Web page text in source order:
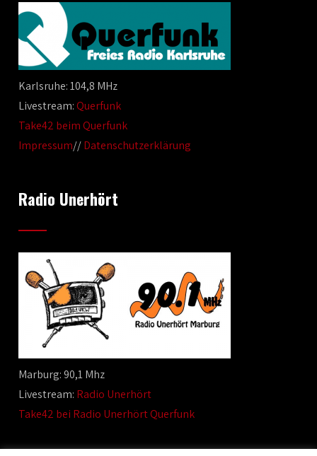
Karlsruhe: 104,8 MHz
Livestream:Querfunk
Take42 beim Querfunk
Impressum//Datenschutzerklärung
Radio Unerhört
Marburg: 90,1 Mhz
Livestream: Radio Unerhört
Take42 bei Radio Unerhört Querfunk